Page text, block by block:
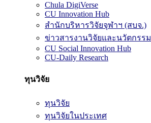
Chula DigiVerse
CU Innovation Hub
สำนักบริหารวิจัยจุฬาฯ (สบจ.)
ข่าวสารงานวิจัยและนวัตกรรม
CU Social Innovation Hub
CU-Daily Research
ทุนวิจัย
ทุนวิจัย
ทุนวิจัยในประเทศ